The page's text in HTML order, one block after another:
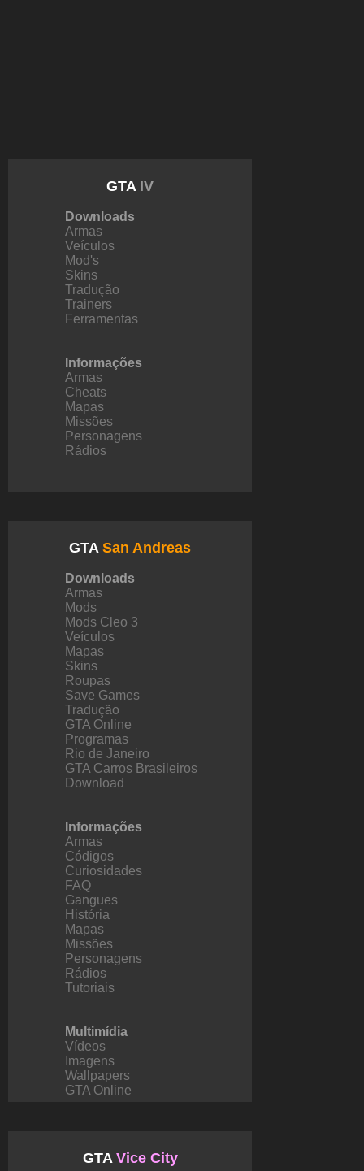
GTA IV
Downloads
Armas
Veículos
Mod's
Skins
Tradução
Trainers
Ferramentas
Informações
Armas
Cheats
Mapas
Missões
Personagens
Rádios
GTA San Andreas
Downloads
Armas
Mods
Mods Cleo 3
Veículos
Mapas
Skins
Roupas
Save Games
Tradução
GTA Online
Programas
Rio de Janeiro
GTA Carros Brasileiros
Download
Informações
Armas
Códigos
Curiosidades
FAQ
Gangues
História
Mapas
Missões
Personagens
Rádios
Tutoriais
Multimídia
Vídeos
Imagens
Wallpapers
GTA Online
GTA Vice City